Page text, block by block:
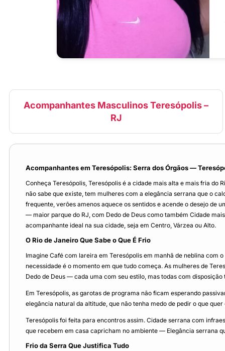
Acompanhantes Masculinos Teresópolis –
RJ
Acompanhantes em Teresópolis: Serra dos Órgãos —
Conheça Teresópolis, Teresópolis é a cidade mais alta e mais fria do
não sabe que existe, tem mulheres com a elegância serrana que o
frequente, verões amenos aquece os sentidos e acende o desejo de
— maior parque do RJ, com Dedo de Deus como também Cidade
acompanhante ideal na sua cidade, seja em Centro, Várzea ou Alto.
O Rio de Janeiro Que Sabe o Que É Frio
Imagine Café com lareira em Teresópolis em manhã de neblina com
necessidade é o momento em que tudo começa. As mulheres de
Dedo de Deus — cada uma com seu estilo, mas todas com disposição
Em Teresópolis, as garotas de programa não ficam esperando
elegância natural da altitude, que não tenha medo de pedir o que
Teresópolis foi feita para encontros assim. Cidade serrana com
que recebem em casa capricham no ambiente — Elegância serrana
Frio da Serra Que Justifica Tudo